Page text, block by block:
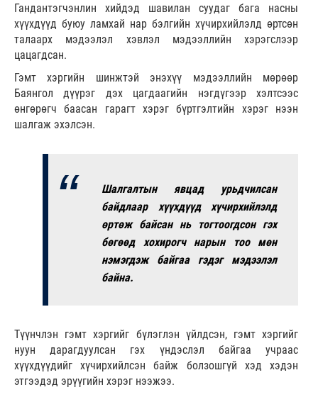
Гандантэгчэнлин хийдэд шавилан суудаг бага насны
хүүхдүүд буюу ламхай нар бэлгийн хүчирхийлэлд өртсөн
талаарх мэдээлэл хэвлэл мэдээллийн хэрэгслээр
цацагдсан.
Гэмт хэргийн шинжтэй энэхүү мэдээллийн мөрөөр
Баянгол дүүрэг дэх цагдаагийн нэгдүгээр хэлтсээс
өнгөрөгч баасан гарагт хэрэг бүртгэлтийн хэрэг нээн
шалгаж эхэлсэн.
Шалгалтын явцад урьдчилсан
байдлаар хүүхдүүд хүчирхийлэлд
өртөж байсан нь тогтоогдсон гэх
бөгөөд хохирогч нарын тоо мөн
нэмэгдэж байгаа гэдэг мэдээлэл
байна.
Түүнчлэн гэмт хэргийг бүлэглэн үйлдсэн, гэмт хэргийг
нуун дарагдуулсан гэх үндэслэл байгаа учраас
хүүхдүүдийг хүчирхийлсэн байж болзошгүй хэд хэдэн
этгээдэд эрүүгийн хэрэг нээжээ.